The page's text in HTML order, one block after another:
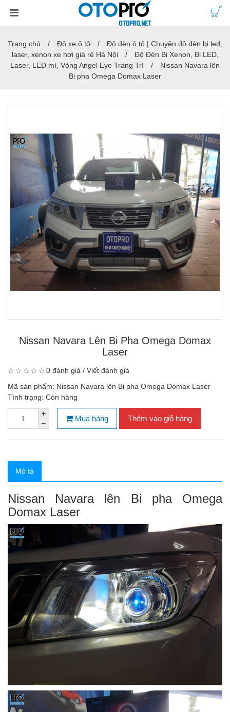
Trang chủ Độ xe ô tô
Độ đèn ô tô | Chuyên độ đèn bi led,
laser, xenon xe hơi giá rẻ Hà Nội
Độ Đèn Bi Xenon, Bi LED,
Laser, LED mí, Vòng Angel Eye Trang Trí
Nissan Navara lên
Bi pha Omega Domax Laser
Nissan Navara Lên Bi Pha Omega Domax
Laser
0 đánh giá / Viết đánh giá
Mã sản phẩm: Nissan Navara lên Bi pha Omega Domax Laser
Tình trạng: Còn hàng
Mua hàng Thêm vào giỏ hàng
Mô tả
Nissan Navara lên Bi pha Omega
Domax Laser